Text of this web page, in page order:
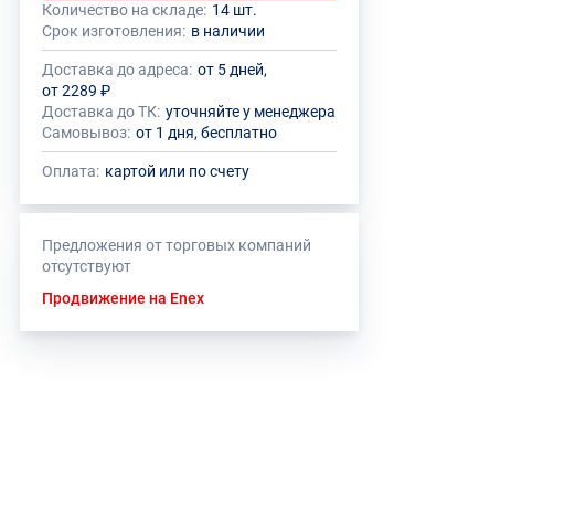
Общее количество данного товара должно
быть кратно размеру упаковки (1 шт.)
На данный товар производителем
установлено ограничение по размеру
минимального заказа
Количество на складе: 14 шт.
Срок изготовления: в наличии
Доставка до адреса: от 5 дней,
от 2289 ₽
Доставка до ТК: уточняйте у менеджера
Самовывоз: от 1 дня, бесплатно
Оплата: картой или по счету
Предложения от торговых компаний
отсутствуют
Продвижение на Enex